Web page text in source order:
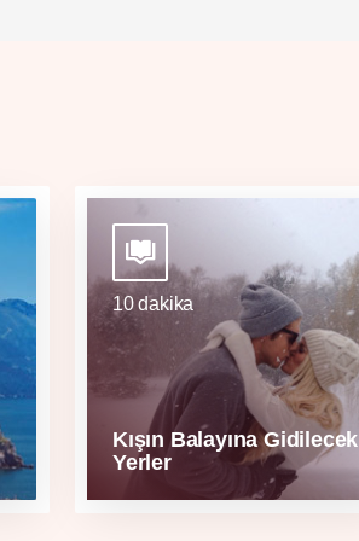
10 dakika
Kışın Balayına Gidilecek
Yerler